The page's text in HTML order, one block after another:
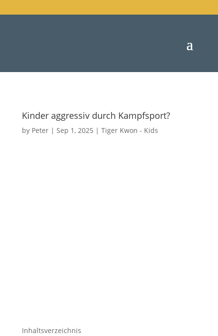
Kinder aggressiv durch Kampfsport?
by Peter| Sep 1, 2025 | Tiger Kwon - Kids
Inhaltsverzeichnis